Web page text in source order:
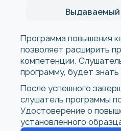
Программа повышения
позволяет расширить
компетенции.
программу, будет знать
После успешного
слушатель программы
Удостоверение о
установленного